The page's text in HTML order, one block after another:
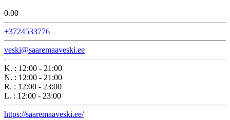
0.00
+3724533776
veski@saaremaaveski.ee
K. : 12:00 - 21:00
N. : 12:00 - 21:00
R. : 12:00 - 23:00
L. : 12:00 - 23:00
https://saaremaaveski.ee/